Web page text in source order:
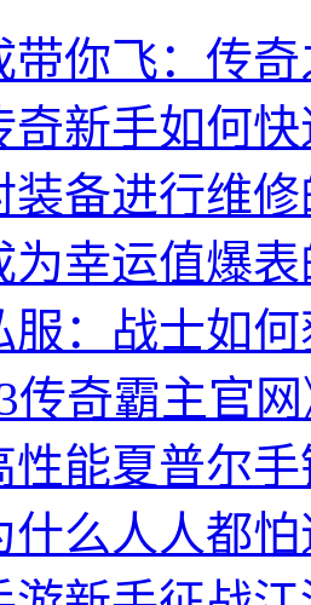
带你飞：传
奇新手如何
装备进行维
为幸运值爆
服：战士如
传奇霸主官
性能夏普尔
什么人人都